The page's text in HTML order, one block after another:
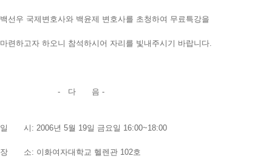
백선우 국제변호사와 백윤제 변호사를 초청하여 무료특강을
마련하고자 하오니 참석하시어 자리를 빛내주시기 바랍니다.
- 다 음 -
일 시: 2006년 5월 19일 금요일 16:00~18:00
장 소: 이화여자대학교 헬렌관 102호